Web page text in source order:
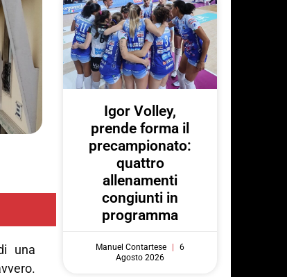
una
Igor Volley,
prende forma il
precampionato:
quattro
allenamenti
congiunti in
programma
Manuel Contartese
6
Agosto 2026